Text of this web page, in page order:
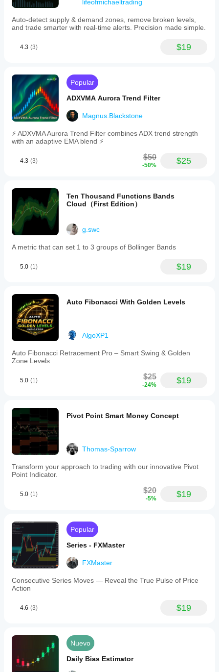
lifeofmichaeltrading
Auto-detect supply & demand zones, remove broken levels,
and trade smarter with real-time alerts. Precision made simple.
4.3 (3) $19
Popular
ADXVMA Aurora Trend Filter
Magnus.Blackstone
⚡ ADXVMA Aurora Trend Filter combines ADX trend strength
with an adaptive EMA blend ⚡
4.3 (3) $50
-50% $25
Ten Thousand Functions Bands
Cloud（First Edition）
g.swc
A metric that can set 1 to 3 groups of Bollinger Bands
5.0 (1) $19
Auto Fibonacci With Golden Levels
AlgoXP1
Auto Fibonacci Retracement Pro – Smart Swing & Golden
Zone Levels
5.0 (1) $25
-24% $19
Pivot Point Smart Money Concept
Thomas-Sparrow
Transform your approach to trading with our innovative Pivot
Point Indicator.
5.0 (1) $20
-5% $19
Popular
Series - FXMaster
FXMaster
Consecutive Series Moves — Reveal the True Pulse of Price
Action
4.6 (3) $19
Nuevo
Daily Bias Estimator